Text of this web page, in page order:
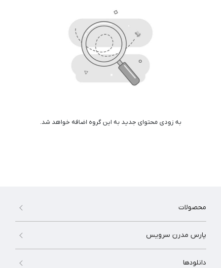
به زودی محتوای جدید به این گروه اضافه خواهد شد.
محصولات
پارس مدرن سرویس
دانلودها